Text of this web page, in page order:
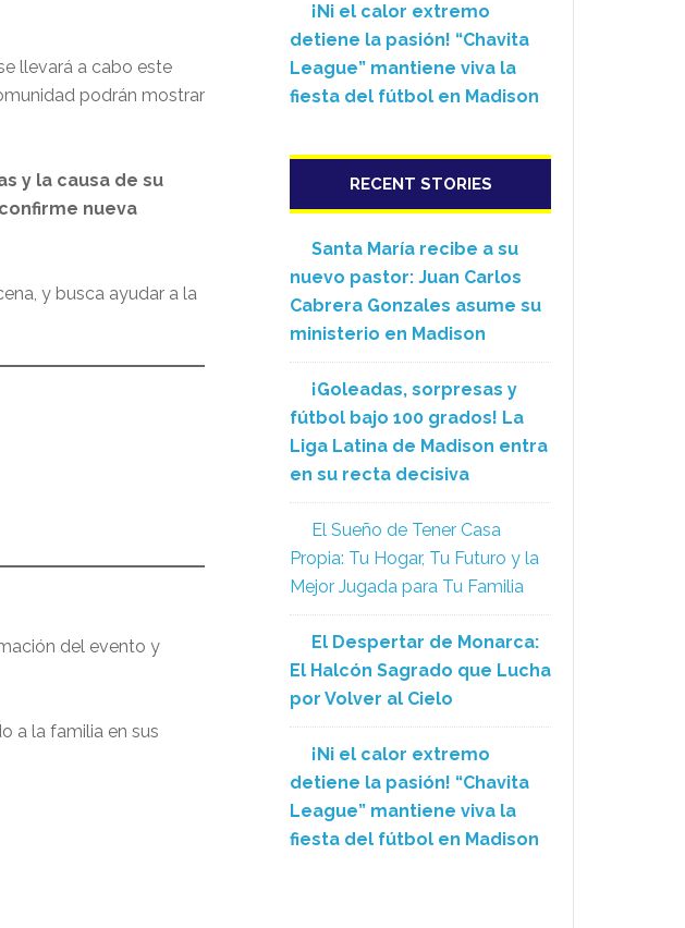
llevará a cabo este
podrán mostrar
y la causa de su
nueva
y busca ayudar a la
del evento y
a la familia en sus
¡Ni el calor extremo
detiene la pasión! “Chavita
League” mantiene viva la
fiesta del fútbol en Madison
RECENT STORIES
Santa María recibe a su
nuevo pastor: Juan Carlos
Cabrera Gonzales asume su
ministerio en Madison
¡Goleadas, sorpresas y
fútbol bajo 100 grados! La
Liga Latina de Madison entra
en su recta decisiva
El Sueño de Tener Casa
Propia: Tu Hogar, Tu Futuro y la
Mejor Jugada para Tu Familia
El Despertar de Monarca:
El Halcón Sagrado que Lucha
por Volver al Cielo
¡Ni el calor extremo
detiene la pasión! “Chavita
League” mantiene viva la
fiesta del fútbol en Madison